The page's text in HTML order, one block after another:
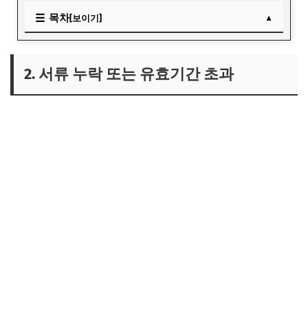
목차[보이기]
2. 서류 누락 또는 유효기간 초과